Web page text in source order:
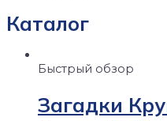
Каталог
Быстрый обзор
Загадки